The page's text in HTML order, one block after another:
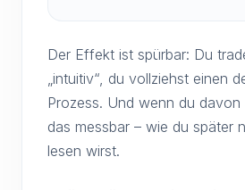
Der Effekt ist spürbar: Du
„intuitiv“, du vollziehst einen
Prozess. Und wenn du
das messbar – wie du später
lesen wirst.